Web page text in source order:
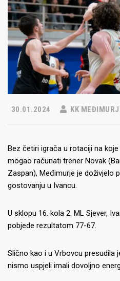
30.01.2024 KK
Bez četiri igrača u rotaciji na
mogao računati trener Novak
Zaspan), Međimurje je doživjelo
gostovanju u Ivancu.
U sklopu 16. kola 2. ML Sjever,
pobjede rezultatom 77-67.
Slično kao i u Vrbovcu presudila
nismo uspjeli imali dovoljno